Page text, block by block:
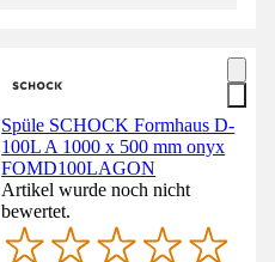
Spüle SCHOCK Formhaus D-
100L A 1000 x 500 mm onyx
FOMD100LAGON
Artikel wurde noch nicht
bewertet.